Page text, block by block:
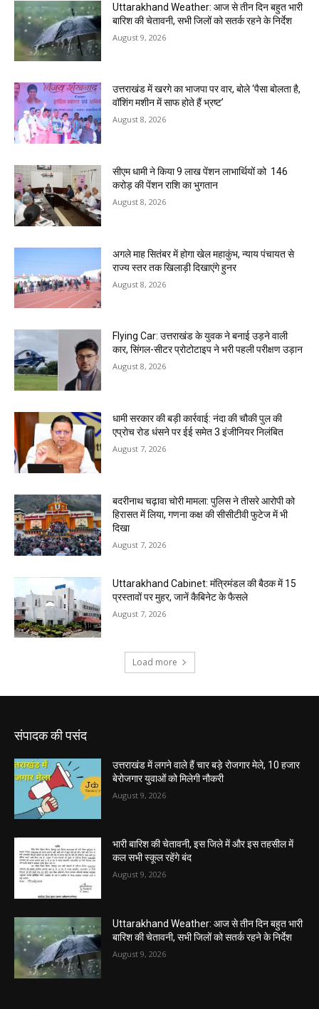
संपादक की पसंद
उत्तराखंड में लगने वाले हैं चार बड़े रोजगार मेले, 10 हजार
बेरोजगार युवाओं को मिलेगी नौकरी
August 9, 2026
भारी बारिश की चेतावनी, इस जिले में और इस तहसील में
कल सभी स्कूल रहेंगे बंद
August 9, 2026
Uttarakhand Weather: आज से तीन दिन बहुत भारी
बारिश की चेतावनी, सभी जिलों को सतर्क रहने के निर्देश
August 9, 2026